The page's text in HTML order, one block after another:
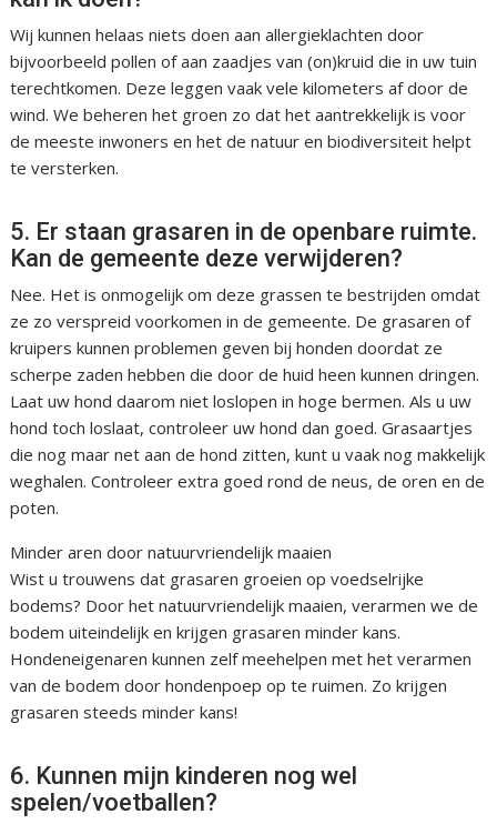
Wij kunnen helaas niets doen aan allergieklachten door
bijvoorbeeld pollen of aan zaadjes van (on)kruid die in uw tuin
terechtkomen. Deze leggen vaak vele kilometers af door de
wind. We beheren het groen zo dat het aantrekkelijk is voor
de meeste inwoners en het de natuur en biodiversiteit helpt
te versterken.
5. Er staan grasaren in de openbare ruimte.
Kan de gemeente deze verwijderen?
Nee. Het is onmogelijk om deze grassen te bestrijden omdat
ze zo verspreid voorkomen in de gemeente. De grasaren of
kruipers kunnen problemen geven bij honden doordat ze
scherpe zaden hebben die door de huid heen kunnen dringen.
Laat uw hond daarom niet loslopen in hoge bermen. Als u uw
hond toch loslaat, controleer uw hond dan goed. Grasaartjes
die nog maar net aan de hond zitten, kunt u vaak nog makkelijk
weghalen. Controleer extra goed rond de neus, de oren en de
poten.
Minder aren door natuurvriendelijk maaien
Wist u trouwens dat grasaren groeien op voedselrijke
bodems? Door het natuurvriendelijk maaien, verarmen we de
bodem uiteindelijk en krijgen grasaren minder kans.
Hondeneigenaren kunnen zelf meehelpen met het verarmen
van de bodem door hondenpoep op te ruimen. Zo krijgen
grasaren steeds minder kans!
6. Kunnen mijn kinderen nog wel
spelen/voetballen?